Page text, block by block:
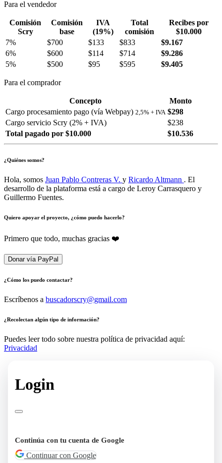
Para el vendedor
Comisión
Scry
Comisión
base
IVA
(19%)
Total
comisión
Recibes por
$10.000
7%
$700 $133 $833
$9.167
6%
$600 $114 $714
$9.286
5%
$500 $95 $595 $9.405
Para el comprador
Concepto
Monto
Cargo procesamiento pago (vía Webpay) 2,5% + IVA $298
Cargo servicio Scry (2% + IVA)
$238
Total pagado por $10.000
$10.536
¿Quiénes somos?
Hola, somos Juan Pablo Contreras V. y Ricardo Altmann . El
desarrollo de la plataforma está a cargo de Leroy Carrasquero y
Guillermo Fuentes.
Quiero apoyar el proyecto, ¿cómo puedo hacerlo?
Primero que todo, muchas gracias ❤️
Donar vía PayPal
¿Cómo los puedo contactar?
Escríbenos a buscadorscry@gmail.com
¿Recolectan algún tipo de información?
Puedes leer todo sobre nuestra política de privacidad aquí:
Privacidad
Login
Continúa con tu cuenta de Google
Continuar con Google